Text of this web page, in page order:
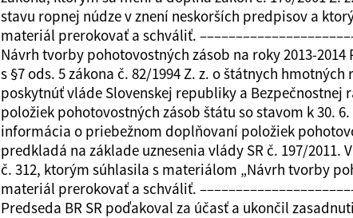
stavu ropnej núdze v znení neskorších predpisov a
materiál prerokovať a schváliť.
Návrh tvorby pohotovostných zásob na roky 2013-
s §7 ods. 5 zákona č. 82/1994 Z. z. o štátnych
poskytnúť vláde Slovenskej republiky a
položiek pohotovostných zásob štátu so stavom k 30.
informácia o priebežnom doplňovaní položiek
predkladá na základe uznesenia vlády SR č. 197/
č. 312, ktorým súhlasila s materiálom „Návrh tvorby
materiál prerokovať a schváliť.
Predseda BR SR poďakoval za účasť a ukončil